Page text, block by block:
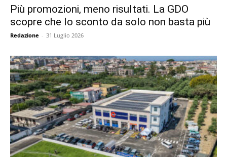
Più promozioni, meno risultati. La GDO
scopre che lo sconto da solo non basta più
Redazione - 31 Luglio 2026